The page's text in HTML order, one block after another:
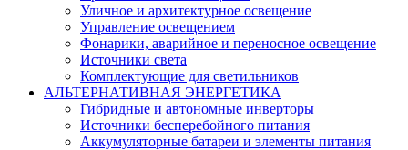
Уличное и архитектурное освещение
Управление освещением
Фонарики, аварийное и переносное освещение
Источники света
Комплектующие для светильников
АЛЬТЕРНАТИВНАЯ ЭНЕРГЕТИКА
Гибридные и автономные инверторы
Источники бесперебойного питания
Аккумуляторные батареи и элементы питания